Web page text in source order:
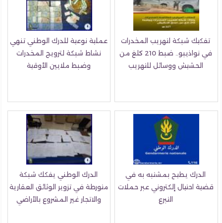
تفكيك شبكة لتهريب المخدرات
في نواذيبو.. ضبط 210 كلغ من
الحشيش ووسائل للتهريب
عملية نوعية للدرك الوطني تنهي
نشاط شبكة لترويج المخدرات
وضبط ملايين الأوقية
الدرك يطيح بمشتبه به في
قضية احتيال إلكتروني عبر حملات
التبرع
الدرك الوطني يفكك شبكة
متورطة في تزوير الوثائق العقارية
والاتجار غير المشروع بالأراضي